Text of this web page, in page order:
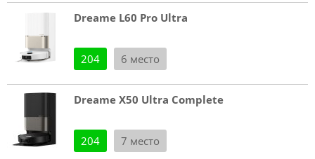
Dreame L60 Pro Ultra
204 6 место
Dreame X50 Ultra Complete
204 7 место